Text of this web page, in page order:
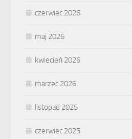
czerwiec 2026
maj 2026
kwiecień 2026
marzec 2026
listopad 2025
czerwiec 2025